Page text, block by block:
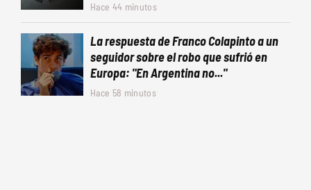
Hace 44 minutos
La respuesta de Franco Colapinto a un
seguidor sobre el robo que sufrió en
Europa: "En Argentina no..."
Hace 58 minutos